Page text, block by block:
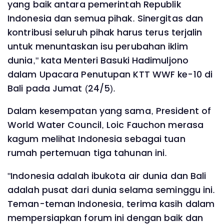
yang baik antara pemerintah Republik
Indonesia dan semua pihak. Sinergitas dan
kontribusi seluruh pihak harus terus terjalin
untuk menuntaskan isu perubahan iklim
dunia," kata Menteri Basuki Hadimuljono
dalam Upacara Penutupan KTT WWF ke-10 di
Bali pada Jumat (24/5).
Dalam kesempatan yang sama, President of
World Water Council, Loic Fauchon merasa
kagum melihat Indonesia sebagai tuan
rumah pertemuan tiga tahunan ini.
"Indonesia adalah ibukota air dunia dan Bali
adalah pusat dari dunia selama seminggu ini.
Teman-teman Indonesia, terima kasih dalam
mempersiapkan forum ini dengan baik dan